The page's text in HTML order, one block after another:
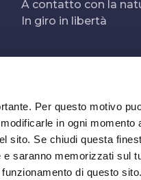
Per questo motivo
in ogni
sito. Se chiudi questa
e saranno memorizzati sul
di questo
A contatto con la
In giro in libertà